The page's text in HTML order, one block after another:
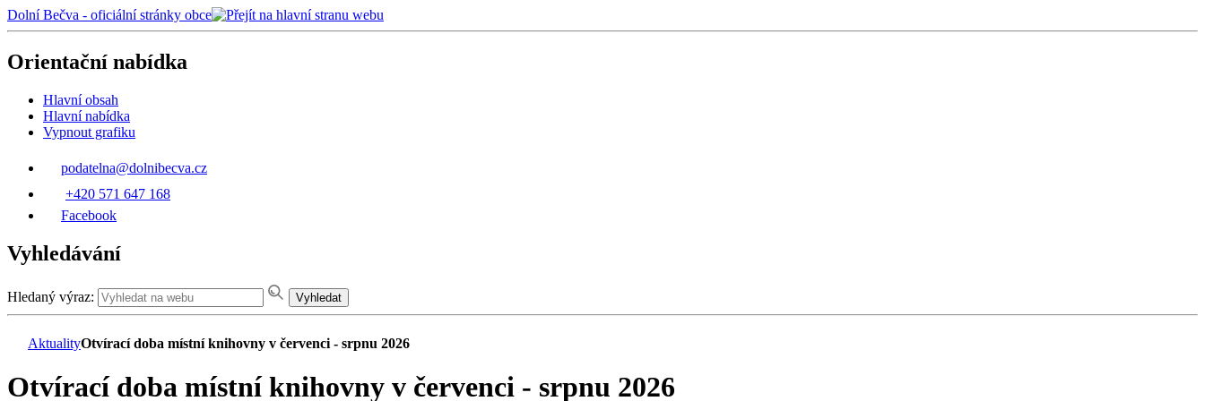
Dolní Bečva - oficiální stránky obce
Orientační nabídka
Hlavní obsah
Hlavní nabídka
Vypnout grafiku
podatelna@dolnibecva.cz
+420 571 647 168
Facebook
Vyhledávání
Hledaný výraz: Vyhledat
AktualityOtvírací doba místní knihovny v červenci - srpnu 2026
Otvírací doba místní knihovny v červenci - srpnu 2026